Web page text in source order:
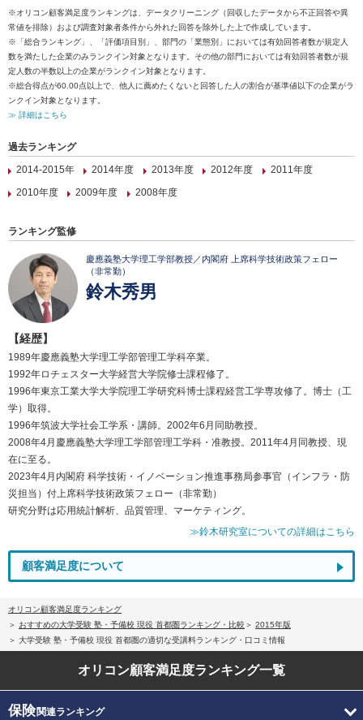
※オリコン顧客満足度ランキングは、データクリーニング（回収したデータから不正回答や異
常値を排除）および調査対象者条件から外れた回答を除外した上で作成しています。
※「総合ランキング」、「評価項目別」、部門の「業態別」においては有効回答者数が規定人
数を満たした企業のみランクイン対象となります。その他の部門においては有効回答者数が規
定人数の半数以上の企業がランクイン対象となります。
※総合得点が60.00点以上で、他人に薦めたくないと回答した人の割合が基準値以下の企業がラ
ンクイン対象となります。
≫ 詳細はこちら
過去ランキング
2014-2015年
2014年度 2013年度 2012年度
2011年度
2010年度
2009年度 2008年度
ランキング監修
慶應義塾大学理工学部教授／内閣府 上席科学技術政策フェロー
（非常勤）
鈴木秀男
【経歴】
1989年慶應義塾大学理工学部管理工学科卒業。
1992年ロチェスター大学経営大学院修士課程修了。
1996年東京工業大学大学院理工学研究科博士課程経営工学専攻修了。博士（工
学）取得。
1996年筑波大学社会工学系・講師。2002年6月同助教授。
2008年4月慶應義塾大学理工学部管理工学科・准教授。2011年4月同教授、現
在に至る。
2023年4月内閣府 科学技術・イノベーション推進事務局参事官（インフラ・防
災担当）付上席科学技術政策フェロー（非常勤）
研究分野は応用統計解析、品質管理、マーケティング。
≫鈴木研究室についての詳細はこちら
顧客満足度について
オリコン顧客満足度ランキング
おすすめの大学受験 塾・予備校 現役 首都圏ランキング・比較
2015年版
大学受験 塾・予備校 現役 首都圏の適切な受講料ランキング・口コミ情報
オリコン顧客満足度ランキング一覧
保険関連ランキング